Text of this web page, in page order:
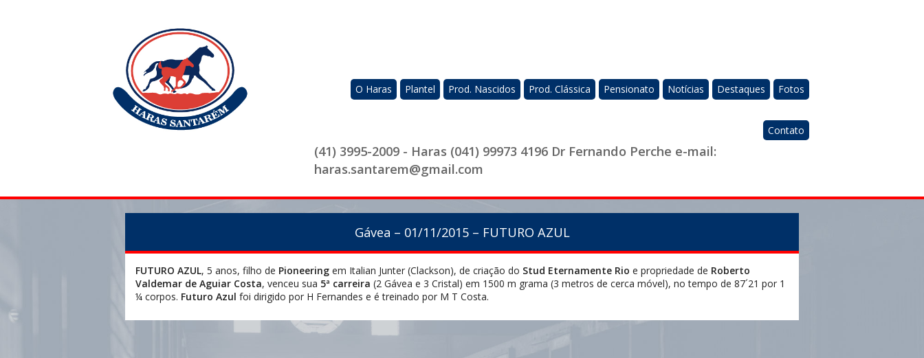
O Haras Plantel Prod. Nascidos Prod. Clássica Pensionato Notícias Destaques Fotos
Contato
(41) 3995-2009 - Haras (041) 99973 4196 Dr Fernando Perche e-mail:
haras.santarem@gmail.com
Gávea – 01/11/2015 – FUTURO AZUL
FUTURO AZUL, 5 anos, filho de Pioneering em Italian Junter (Clackson), de criação do Stud Eternamente Rio e propriedade de Roberto
Valdemar de Aguiar Costa, venceu sua 5ª carreira (2 Gávea e 3 Cristal) em 1500 m grama (3 metros de cerca móvel), no tempo de 87´21 por 1
¼ corpos. Futuro Azul foi dirigido por H Fernandes e é treinado por M T Costa.